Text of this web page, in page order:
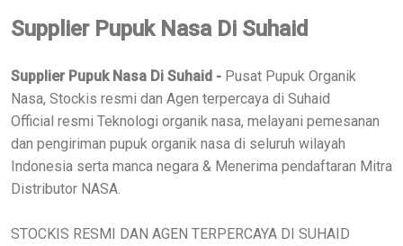
Supplier Pupuk Nasa Di Suhaid
Supplier Pupuk Nasa Di Suhaid - Pusat Pupuk Organik
Nasa, Stockis resmi dan Agen terpercaya di Suhaid
Official resmi Teknologi organik nasa, melayani pemesanan
dan pengiriman pupuk organik nasa di seluruh wilayah
Indonesia serta manca negara & Menerima pendaftaran Mitra
Distributor NASA.
STOCKIS RESMI DAN AGEN TERPERCAYA DI SUHAID